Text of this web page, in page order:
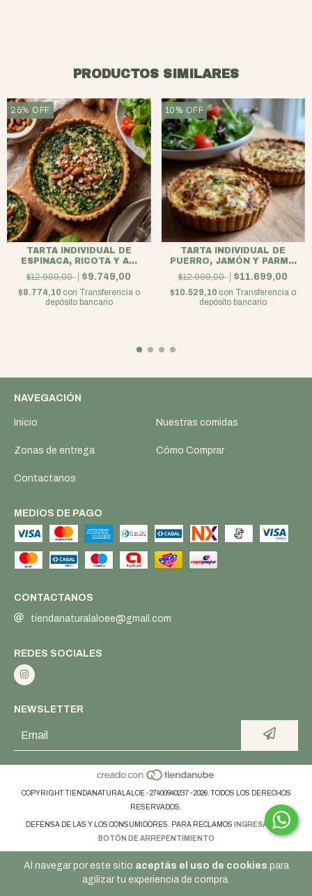
Al navegar por este sitio aceptás el uso de cookies para
agilizar tu experiencia de compra.
PRODUCTOS SIMILARES
25% OFF
TARTA INDIVIDUAL DE
ESPINACA, RICOTA Y A...
$12.999,00
$9.749,00
$8.774,10 con Transferencia o
depósito bancario
10 % OFF
TARTA INDIVIDUAL DE
PUERRO, JAMÓN Y PARM...
$12.999,00
$11.699,00
$10.529,10 con Transferencia o
depósito bancario
NAVEGACIÓN
Inicio Nuestras comidas
Zonas de entrega Cómo Comprar
Contactanos
MEDIOS DE PAGO
CONTACTANOS
tiendanaturalaloee@gmail.com
REDES SOCIALES
NEWSLETTER
COPYRIGHT TIENDANATURALALOE - 27400940237 - 2026. TODOS LOS DERECHOS
RESERVADOS.
DEFENSA DE LAS Y LOS CONSUMIDORES. PARA RECLAMOS
INGRESÁ ACÁ.
BOTÓN DE ARREPENTIMIENTO